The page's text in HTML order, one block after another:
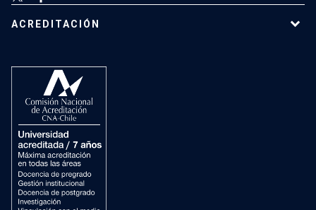
ACREDITACIÓN